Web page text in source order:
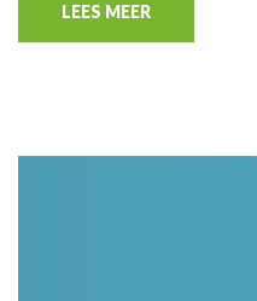
LEES MEER